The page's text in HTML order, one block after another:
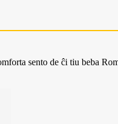
sento de ĉi tiu beba